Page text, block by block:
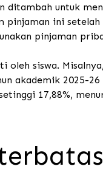
ditambah untuk
ini setelah
pinjaman
siswa.
akademik 2025-26
17,88%,